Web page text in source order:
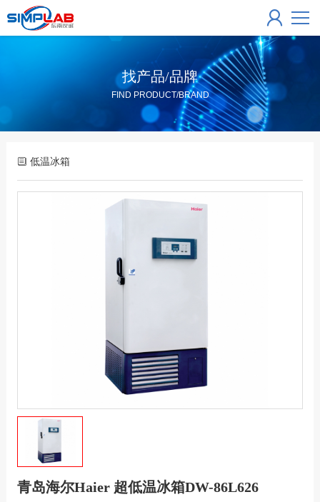
找产品/品牌
FIND PRODUCT/BRAND
低温冰箱
青岛海尔Haier 超低温冰箱DW-86L626